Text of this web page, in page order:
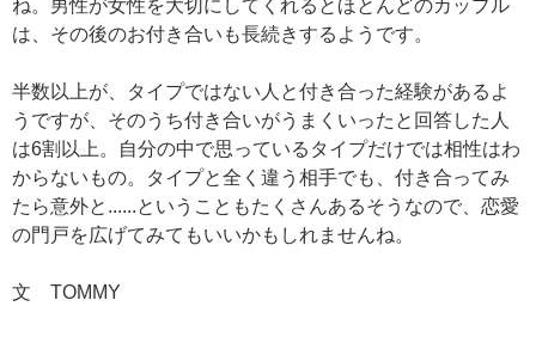
ね。男性が女性を大切にしてくれるとほとんどのカップル
は、その後のお付き合いも長続きするようです。
半数以上が、タイプではない人と付き合った経験があるよ
うですが、そのうち付き合いがうまくいったと回答した人
は6割以上。自分の中で思っているタイプだけでは相性はわ
からないもの。タイプと全く違う相手でも、付き合ってみ
たら意外と......ということもたくさんあるそうなので、恋愛
の門戸を広げてみてもいいかもしれませんね。
文 TOMMY